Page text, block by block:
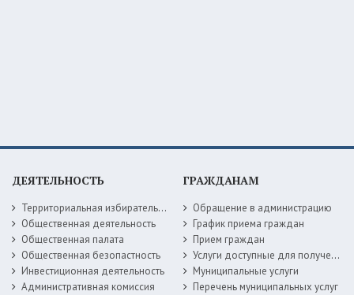
ДЕЯТЕЛЬНОСТЬ
Территориальная избирательная комиссия
Общественная деятельность
Общественная палата
Общественная безопастность
Инвестиционная деятельность
Административная комиссия
ГРАЖДАНАМ
Обращение в администрацию
График приема граждан
Прием граждан
Услуги доступные для получения в электронной форме
Муниципальные услуги
Перечень муниципальных услуг